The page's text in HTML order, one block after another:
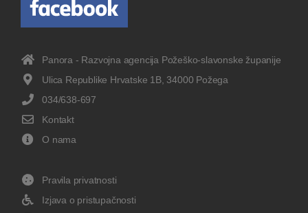
Panora - Razvojna agencija Požeško-slavonske županije
Ulica Republike Hrvatske 1B, 34000 Požega
034/638-697
Kontakt
O nama
Pravila privatnosti
Izjava o pristupačnosti